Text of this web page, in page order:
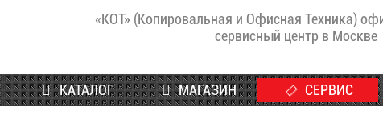
«КОТ» (Копировальная и Офисная Техника)
сервисный центр в Москве
КАТАЛОГ МАГАЗИН СЕРВИС